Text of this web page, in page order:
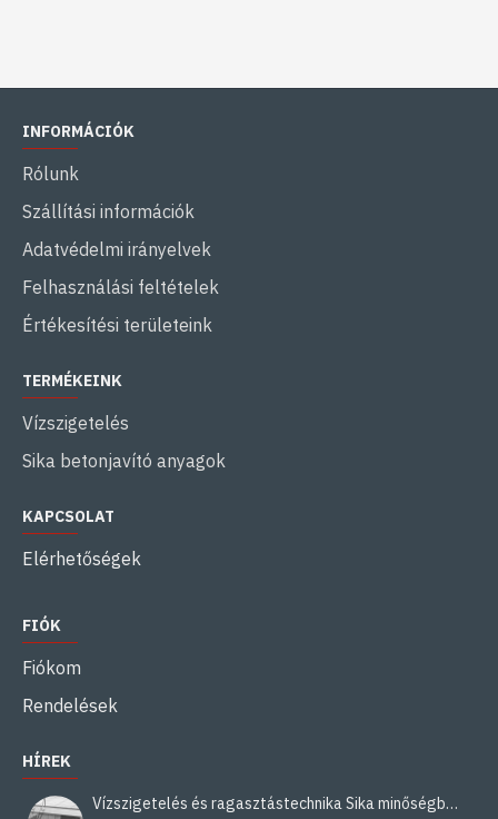
INFORMÁCIÓK
Rólunk
Szállítási információk
Adatvédelmi irányelvek
Felhasználási feltételek
Értékesítési területeink
TERMÉKEINK
Vízszigetelés
Sika betonjavító anyagok
KAPCSOLAT
Elérhetőségek
FIÓK
Fiókom
Rendelések
HÍREK
Vízszigetelés és ragasztástechnika Sika minőségben